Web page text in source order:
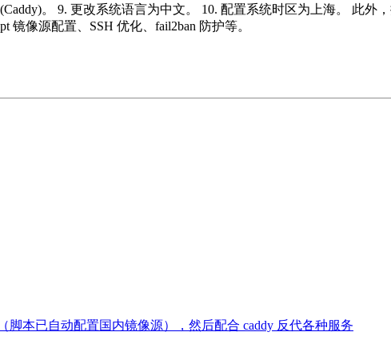
。 9. 更改系统语言为中文。 10. 配置系统时区为上海。 此外
像源配置、SSH 优化、fail2ban 防护等。
脚本已自动配置国内镜像源），然后配合 caddy 反代各种服务